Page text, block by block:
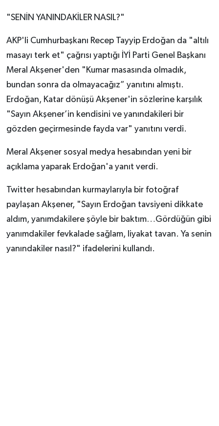
"SENİN YANINDAKİLER NASIL?"
AKP'li Cumhurbaşkanı Recep Tayyip Erdoğan da "altılı
masayı terk et" çağrısı yaptığı İYİ Parti Genel Başkanı
Meral Akşener'den "Kumar masasında olmadık,
bundan sonra da olmayacağız” yanıtını almıştı.
Erdoğan, Katar dönüşü Akşener'in sözlerine karşılık
"Sayın Akşener’in kendisini ve yanındakileri bir
gözden geçirmesinde fayda var" yanıtını verdi.
Meral Akşener sosyal medya hesabından yeni bir
açıklama yaparak Erdoğan'a yanıt verdi.
Twitter hesabından kurmaylarıyla bir fotoğraf
paylaşan Akşener, "Sayın Erdoğan tavsiyeni dikkate
aldım, yanımdakilere şöyle bir baktım…Gördüğün gibi
yanımdakiler fevkalade sağlam, liyakat tavan. Ya senin
yanındakiler nasıl?" ifadelerini kullandı.